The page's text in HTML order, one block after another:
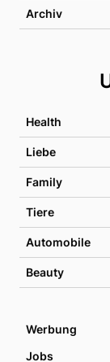
Archiv
Health
Liebe
Family
Tiere
Automobile
Beauty
Werbung
Jobs